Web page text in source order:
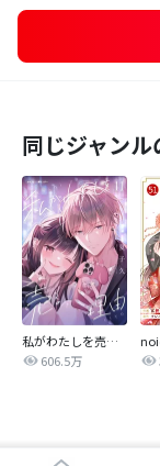
同じジャン
私がわたしを売る理由
606.5万